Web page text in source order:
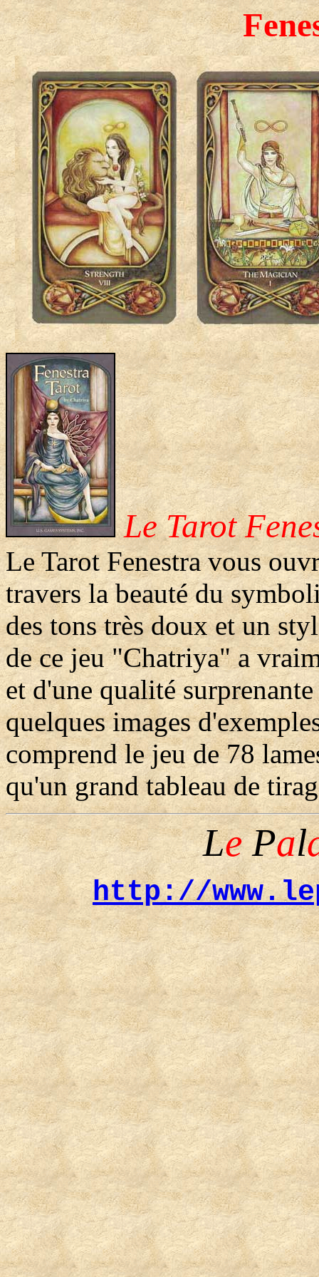
Le Tarot
Le Tarot Fenestra vous
travers la beauté du
des tons très doux et un
de ce jeu "Chatriya" a
et d'une qualité
quelques images
comprend le jeu de 78
qu'un grand tableau de
LePal
http://